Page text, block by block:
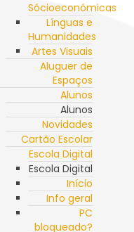
Sócioeconómicas
Línguas e
Humanidades
Artes Visuais
Aluguer de
Espaços
Alunos
Alunos
Novidades
Cartão Escolar
Escola Digital
Escola Digital
Início
Info geral
PC
bloqueado?